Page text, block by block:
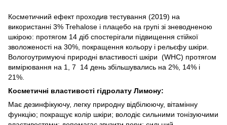
Косметичний ефект проходив тестування (2019) на
використанні 3% Trehalose і плацебо на групі зі зневодненою
шкірою: протягом 14 діб спостерігали підвищення стійкої
зволоженості на 30%, покращення кольору і рельєфу шкіри.
Вологоутримуючі природні властивості шкіри (WHC) протягом
вимірювання на 1, 7 14 день збільшувались на 2%, 14% і
21%.
Косметичні властивості гідролату Лимону:
Має дезинфікуючу, легку природну відбілюючу, вітамінну
функцію; покращує колір шкіри; володіє сильними тонізуючими